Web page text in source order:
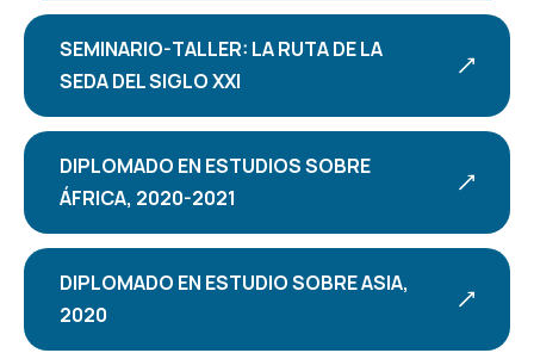
SEMINARIO-TALLER: LA RUTA DE LA
SEDA DEL SIGLO XXI
DIPLOMADO EN ESTUDIOS SOBRE
ÁFRICA, 2020-2021
DIPLOMADO EN ESTUDIO SOBRE ASIA,
2020